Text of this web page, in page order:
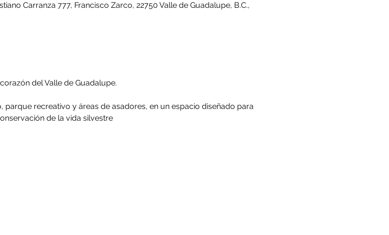
Carranza 777, Francisco Zarco, 22750 Valle de Guadalupe, B.C.,
del Valle de Guadalupe.
recreativo y áreas de asadores, en un espacio diseñado para
de la vida silvestre